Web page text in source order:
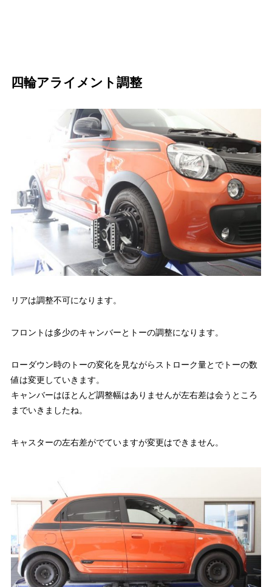
四輪アライメント調整
リアは調整不可になります。
フロントは多少のキャンバーとトーの調整になります。
ローダウン時のトーの変化を見ながらストローク量とでトーの数
値は変更していきます。
キャンバーはほとんど調整幅はありませんが左右差は会うところ
までいきましたね。
キャスターの左右差がでていますが変更はできません。